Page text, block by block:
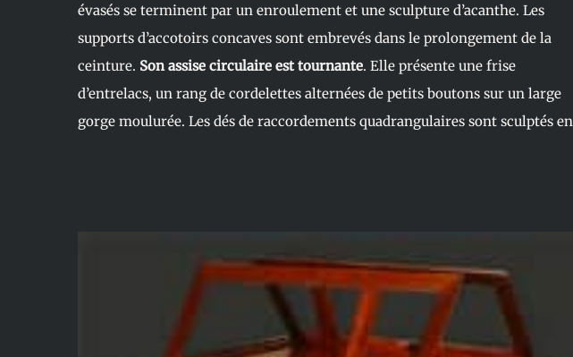
évasés se terminent par un enroulement et une sculpture d’acanthe. Les
supports d’accotoirs concaves sont embrevés dans le prolongement de la
ceinture. Son assise circulaire est tournante. Elle présente une frise
d’entrelacs, un rang de cordelettes alternées de petits boutons sur un large
gorge moulurée. Les dés de raccordements quadrangulaires sont sculptés en